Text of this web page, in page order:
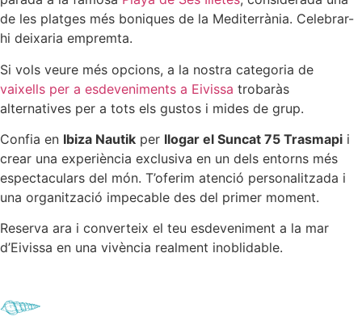
de les platges més boniques de la Mediterrània. Celebrar-
hi deixaria empremta.
Si vols veure més opcions, a la nostra categoria de
vaixells per a esdeveniments a Eivissa trobaràs
alternatives per a tots els gustos i mides de grup.
Confia en Ibiza Nautik per llogar el Suncat 75 Trasmapi i
crear una experiència exclusiva en un dels entorns més
espectaculars del món. T’oferim atenció personalitzada i
una organització impecable des del primer moment.
Reserva ara i converteix el teu esdeveniment a la mar
d’Eivissa en una vivència realment inoblidable.